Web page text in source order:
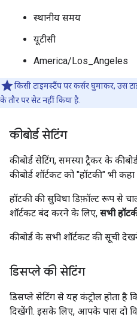
स्थानीय समय
यूटीसी
America/Los_Angeles
किसी टाइमस्टैंप पर कर्सर घुमाकर,
के तौर पर सेट नहीं किया है.
कीबोर्ड सेटिंग
कीबोर्ड सेटिंग, समस्या ट्रैकर के
कीबोर्ड शॉर्टकट को "हॉटकी" भी कहा
हॉटकी की सुविधा डिफ़ॉल्ट रूप से
शॉर्टकट बंद करने के लिए, सभी
कीबोर्ड के सभी शॉर्टकट की सूची
डिसप्ले की सेटिंग
डिसप्ले सेटिंग से यह कंट्रोल होता है
दिखेंगी. इसके लिए, आपके पास दो